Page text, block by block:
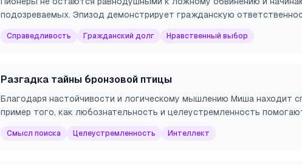
подозреваемых. Эпизод демонстрирует гражданскую
Справедливость Гражданский долг Нравственный выбор
Разгадка тайны бронзовой птицы
Благодаря настойчивости и логическому мышлению Миша находит
пример того, как любознательность и целеустремленность
Смысл поиска Целеустремленность Интеллект